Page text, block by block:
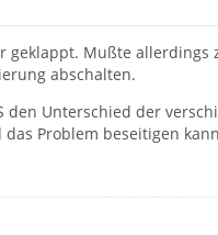
geklappt. Mußte allerdings
abschalten.
den Unterschied der
Problem beseitigen